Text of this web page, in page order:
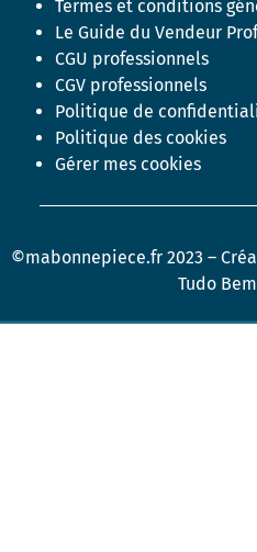
Termes et conditions
Le Guide du Vendeur
CGU professionnels
CGV professionnels
Politique de
Politique des cookies
Gérer mes cookies
©mabonnepiece.fr 2023 –
Tudo